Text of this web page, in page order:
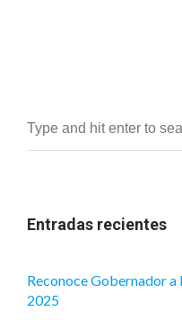
Entradas recientes
Reconoce Gobernador a
2025